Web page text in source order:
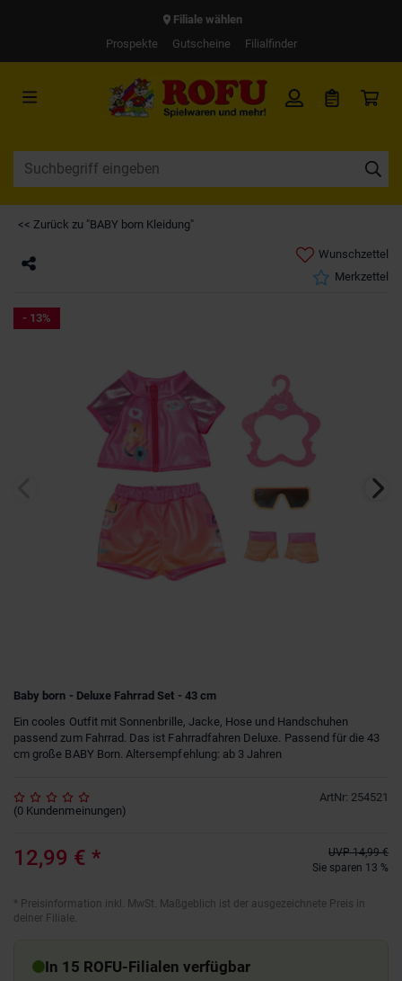
Filiale wählen
Prospekte
Gutscheine Filialfinder
<< Zurück zu "BABY born Kleidung"
Wunschzettel
Merkzettel
- 13%
Baby born - Deluxe Fahrrad Set - 43 cm
Ein cooles Outfit mit Sonnenbrille, Jacke, Hose und Handschuhen
passend zum Fahrrad. Das ist Fahrradfahren Deluxe. Passend für die 43
cm große BABY Born. Altersempfehlung: ab 3 Jahren
ArtNr: 254521
(0 Kundenmeinungen)
12,99 € * UVP 14,99 €
Sie sparen 13 %
* Preisinformation inkl. MwSt. Maßgeblich ist der ausgezeichnete Preis in
deiner Filiale.
In 15 ROFU-Filialen verfügbar